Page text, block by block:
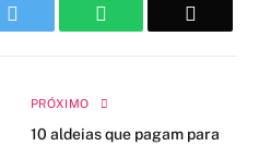
WhatsApp
PRÓXIMO
10 aldeias que pagam para